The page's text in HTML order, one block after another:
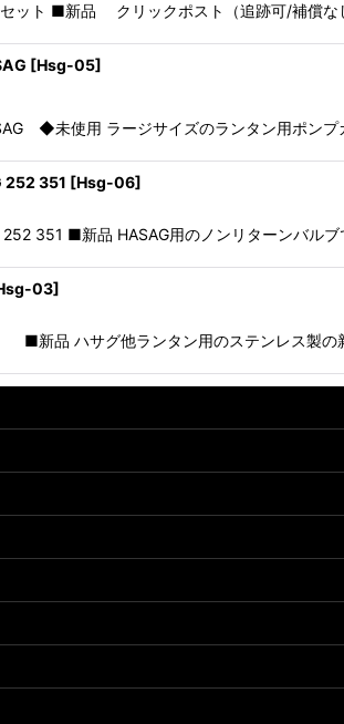
ット ■新品 クリックポスト（追跡可/補償
[Hsg-05]
◆未使用 ラージサイズのランタン用ポン
252 351 [Hsg-06]
351 ■新品 HASAG用のノンリターンバル
03]
品 ハサグ他ランタン用のステンレス製の